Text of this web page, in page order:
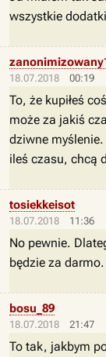
wszystkie
18.07.2018 00:19
To, że kupiłeś
może za jakiś
dziwne myślenie.
ileś czasu, chcą
18.07.2018 11:36
tosiekkeisot
No pewnie.
będzie za darmo.
18.07.2018 21:47
bosu_89
To tak, jakbym